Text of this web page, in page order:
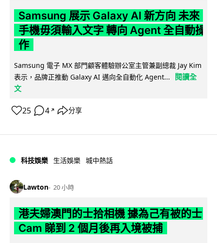
Samsung 展示 Galaxy AI 新方向 未來
手機毋須輸入文字 轉向 Agent 全自動操
作
Samsung 電子 MX 部門顧客體驗辦公室主管兼副總裁 Jay Kim
表示，品牌正推動 Galaxy AI 邁向全自動化 Agent...
閱讀全
文
25 4 ↗ 分享
科技娛樂 生活娛樂 城中熱話
Lawton 20 小時
港夫婦澳門的士拾相機 據為己有被的士
Cam 睇到 2 個月後再入境被捕